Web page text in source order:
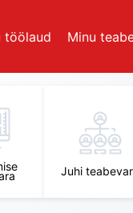
töölaud Minu
Juhi